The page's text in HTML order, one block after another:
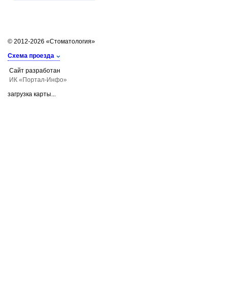
© 2012-2026 «Стоматология»
Схема проезда
Сайт разработан
ИК «Портал-Инфо»
загрузка карты...